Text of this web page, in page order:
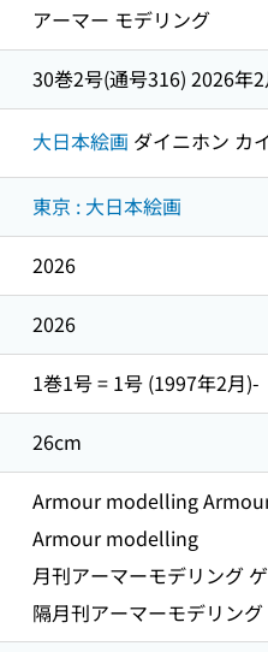
アーマー モデリング
30巻2号(通号316) 2026年2
大日本絵画 ダイニホン カ
東京 : 大日本絵画
2026
2026
1巻1号 = 1号 (1997年2月)-
26cm
Armour modelling
Armour modelling
月刊アーマーモデリング
隔月刊アーマーモデリン